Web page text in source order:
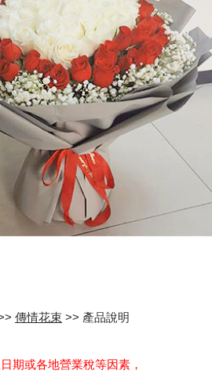
傳情花束 >> 產品說明
期或各地營業稅等因素，